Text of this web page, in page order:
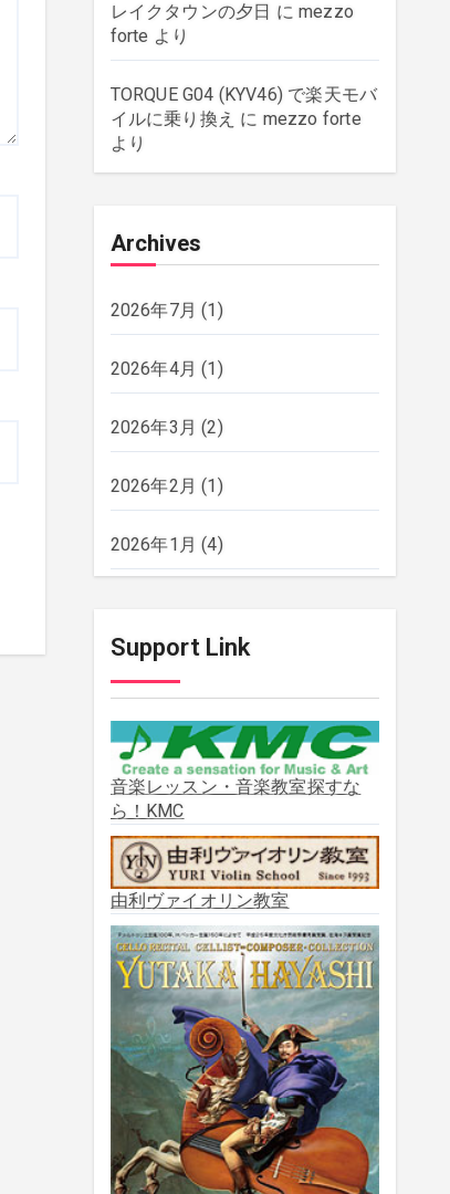
レイクタウンの夕日 に mezzo
forte より
TORQUE G04 (KYV46) で楽天モバ
イルに乗り換え に mezzo forte
より
Archives
2026年7月 (1)
2026年4月 (1)
2026年3月 (2)
2026年2月 (1)
2026年1月 (4)
2025年11月(2)
2025年10月(2)
2025年9月(3)
2025年8月(5)
2025年7月(3)
2025年6月(1)
2025年5月(5)
2025年3月(1)
2025年2月(1)
2025年1月(3)
Support Link
音楽レッスン・音楽教室探すな
ら！KMC
由利ヴァイオリン教室